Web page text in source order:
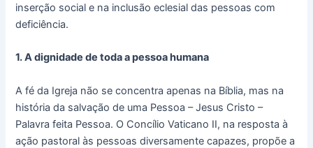
inserção social e na inclusão eclesial das pessoas com
deficiência.
1. A dignidade de toda a pessoa humana
A fé da Igreja não se concentra apenas na Bíblia, mas na
história da salvação de uma Pessoa – Jesus Cristo –
Palavra feita Pessoa. O Concílio Vaticano II, na resposta à
ação pastoral às pessoas diversamente capazes, propõe a